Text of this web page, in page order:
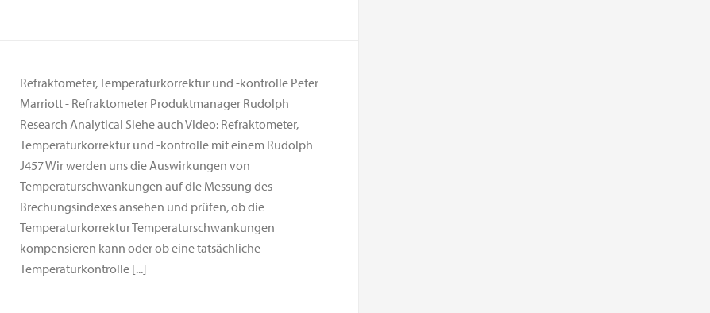
Refraktometer, Temperaturkorrektur und -kontrolle Peter
Marriott - Refraktometer Produktmanager Rudolph
Research Analytical Siehe auch Video: Refraktometer,
Temperaturkorrektur und -kontrolle mit einem Rudolph
J457 Wir werden uns die Auswirkungen von
Temperaturschwankungen auf die Messung des
Brechungsindexes ansehen und prüfen, ob die
Temperaturkorrektur Temperaturschwankungen
kompensieren kann oder ob eine tatsächliche
Temperaturkontrolle [...]